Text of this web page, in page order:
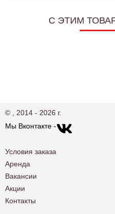
C ЭТИМ
© , 2014 - 2026 г.
Мы Вконтакте -
Условия заказа
Аренда
Вакансии
Акции
Контакты